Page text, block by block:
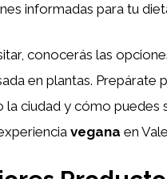
informadas para tu
conocerás las
en plantas. Prepárate
ciudad y cómo puedes
vegana en